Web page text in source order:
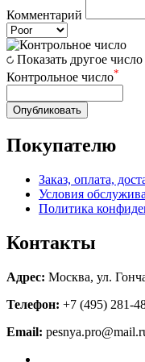
Комментарий
Показать другое число
Контрольное число*
Опубликовать
Покупателю
Заказ, оплата,
Условия
Политика
Контакты
Адрес: Москва, ул.
Телефон: +7 (495) 281-
Email: